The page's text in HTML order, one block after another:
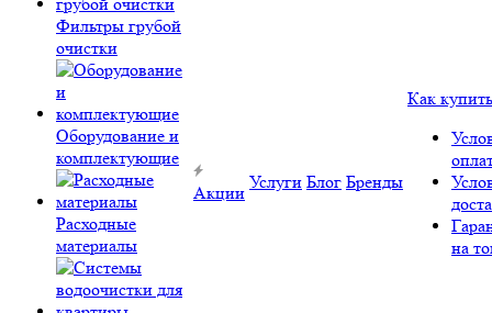
Фильтры грубой
очистки
Оборудование и
комплектующие
Расходные
материалы
Акции
Услуги Блог Бренды
Как купить
на